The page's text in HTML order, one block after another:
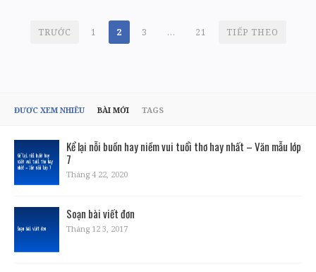
PHÂN
VIẾT
TRƯỚC 1 2 3 … 21 TIẾP THEO
ĐƯỢC XEM NHIỀU BÀI MỚI TAGS
Kể lại nỗi buồn hay niềm vui tuổi thơ hay nhất – Văn mẫu lớp
7
Tháng 4 22, 2020
Soạn bài viết đơn
Tháng 12 3, 2017